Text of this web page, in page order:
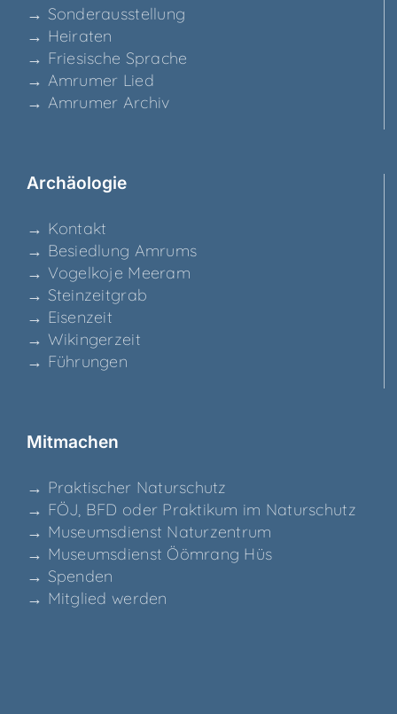
→ Son­der­aus­stel­lung
→ Hei­ra­ten
→ Frie­si­sche Sprache
→ Amru­mer Lied
→ Amru­mer Archiv
Archäo­lo­gie
→ Kon­takt
→ Besied­lung Amrums
→ Vogel­ko­je Meeram
→ Stein­zeit­grab
→ Eisen­zeit
→ Wikin­ger­zeit
→ Füh­run­gen
Mit­ma­chen
→ Prak­ti­scher Naturschutz
→ FÖJ, BFD oder Prak­ti­kum im Naturschutz
→ Muse­ums­dienst Naturzentrum
→ Muse­ums­dienst Ööm­rang Hüs
→ Spen­den
→ Mit­glied werden